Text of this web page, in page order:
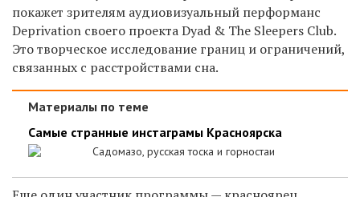
покажет зрителям аудиовизуальный перформанс
Deprivation своего проекта Dyad & The Sleepers Club.
Это творческое исследование границ и ограничений,
связанных с расстройствами сна.
Материалы по теме
Самые странные инстаграмы Красноярска
Садомазо, русская тоска и горностаи